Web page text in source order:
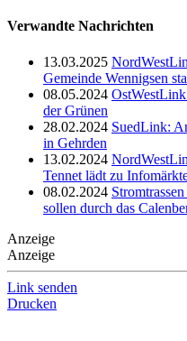
Verwandte Nachrichten
13.03.2025
Gemeinde Wennigsen
08.05.2024
der Grünen
28.02.2024 SuedLink:
in Gehrden
13.02.2024
Tennet lädt zu
08.02.2024
sollen durch das
Anzeige
Anzeige
Link senden
Drucken